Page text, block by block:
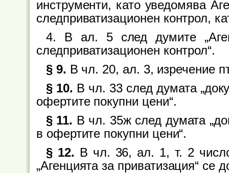
инструменти, като уведомява
следприватизационен контрол,
4. В ал. 5 след думите
следприватизационен контрол“.
§ 9. В чл. 20, ал. 3, изречение
§ 10. В чл. 33 след думата
офертите покупни цени“.
§ 11. В чл. 35ж след думата
в офертите покупни цени“.
§ 12. В чл. 36, ал. 1, т. 2
„Агенцията за приватизация“ се